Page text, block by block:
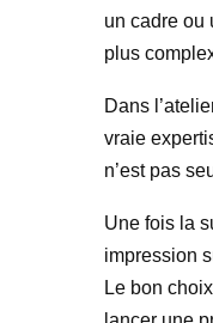
un cadre ou
plus
Dans
vraie
n’est pas
Une fois la
impression
Le bon